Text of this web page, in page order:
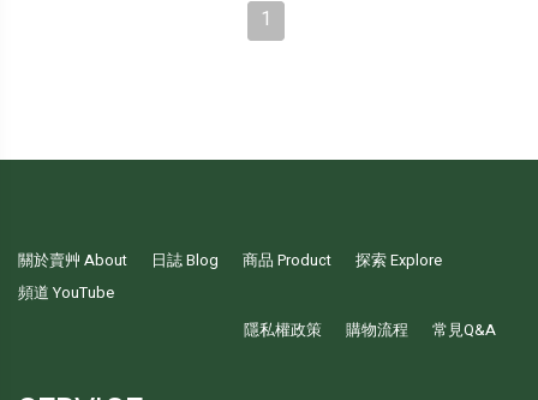
1
關於賣艸 About 日誌 Blog 商品 Product
探索 Explore
頻道 YouTube
常見Q&A
購物流程
隱私權政策